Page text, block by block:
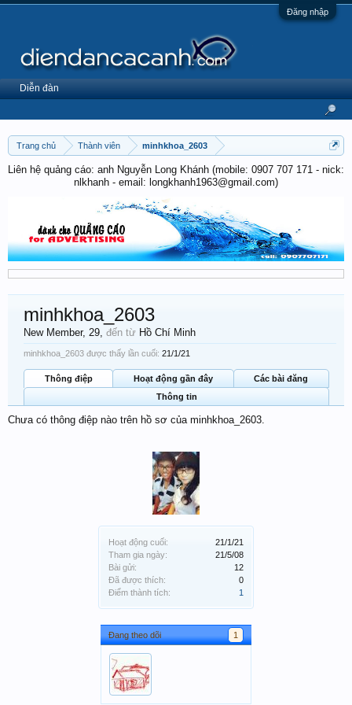
Đăng nhập
Trang chủ Thành viên minhkhoa_2603
Liên hệ quảng cáo: anh Nguyễn Long Khánh (mobile: 0907 707 171 - nick:
nlkhanh - email: longkhanh1963@gmail.com)
Hoạt động cuối:
21/1/21
Tham gia ngày:
21/5/08
Bài gửi:
12
Đã được thích:
0
Điểm thành tích:
1
Đang theo dõi 1
minhkhoa_2603
New Member, 29, đến từ Hồ Chí Minh
minhkhoa_2603 được thấy lần cuối: 21/1/21
Thông điệp Hoạt động gần đây
Các bài đăng
Thông tin
Chưa có thông điệp nào trên hồ sơ của minhkhoa_2603.
Diễn đàn